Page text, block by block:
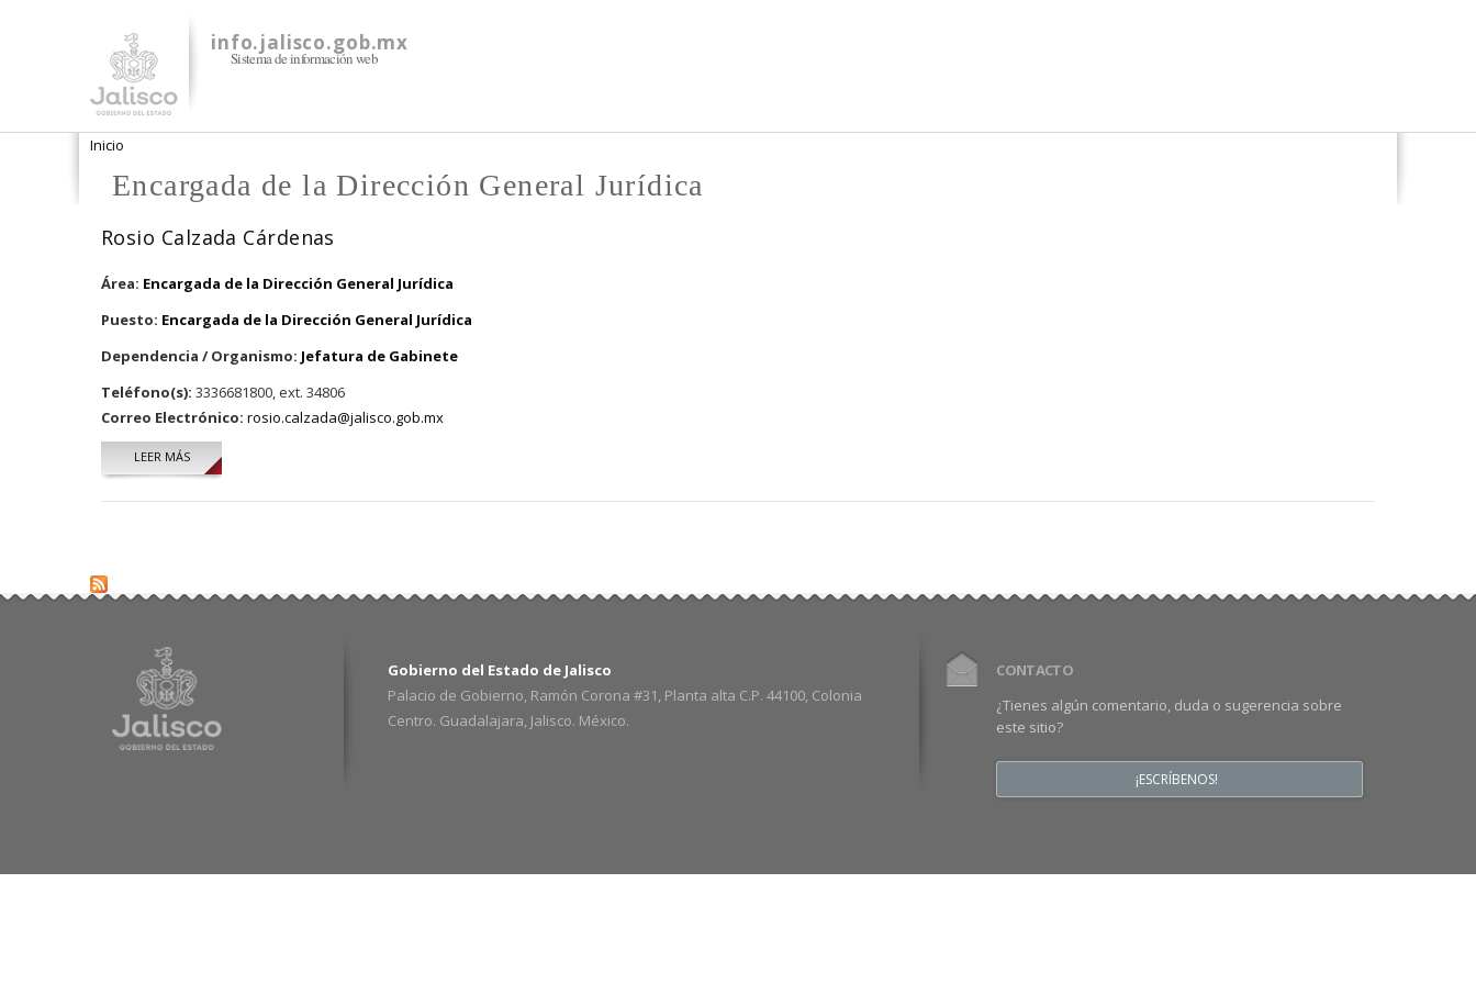
info.jalisco.gob.mx
Sistema de información web
Se encuentra usted aquí
Inicio
Encargada de la Dirección General Jurídica
Rosio Calzada Cárdenas
Área: Encargada de la Dirección General Jurídica
Puesto: Encargada de la Dirección General Jurídica
Dependencia / Organismo: Jefatura de Gabinete
Teléfono(s): 3336681800, ext. 34806
Correo Electrónico: rosio.calzada@jalisco.gob.mx
LEER MÁSSOBRE ROSIO CALZADA CÁRDENAS
Gobierno del Estado de Jalisco
Palacio de Gobierno, Ramón Corona #31, Planta alta C.P. 44100, Colonia
Centro. Guadalajara, Jalisco. México.
CONTACTO
¿Tienes algún comentario, duda o sugerencia sobre
este sitio?
¡ESCRÍBENOS!